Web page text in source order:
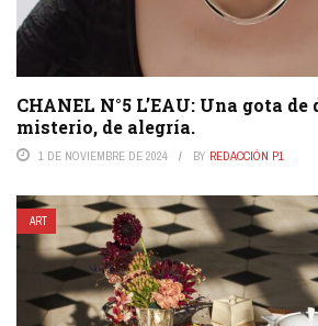
CHANEL N°5 L’EAU: Una gota de
misterio, de alegría.
1 DE NOVIEMBRE DE 2024 BY REDACCIÓN P1
ART